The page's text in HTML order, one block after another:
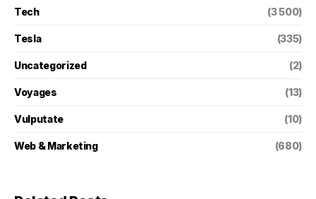
Tech (3 500)
Tesla (335)
Uncategorized (2)
Voyages (13)
Vulputate (10)
Web & Marketing (680)